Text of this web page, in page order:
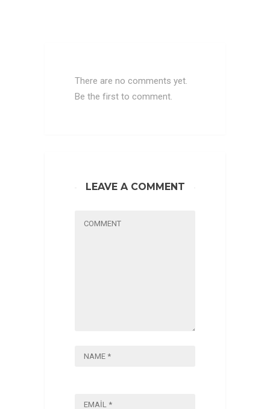
There are no comments yet.
Be the first to comment.
LEAVE A COMMENT